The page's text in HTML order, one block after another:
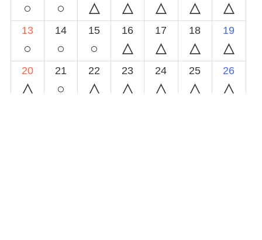
○ ○
13
○
14
○
15
○
16 17 18 19
20 21
○
22 23 24 25 26